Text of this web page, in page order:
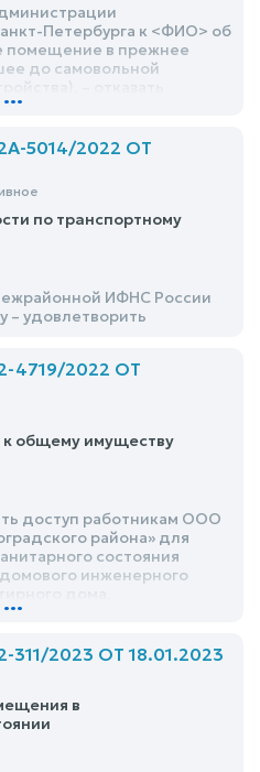
Петербурга к <ФИО> об
помещение в прежнее
до самовольной
...
5014/2022 ОТ
по транспортному
ИФНС России
– удовлетворить
4719/2022 ОТ
общему имуществу
доступ работникам ООО
района» для
состояния
инженерного
по адресу: <адрес>
...
2023 ОТ 18.01.2023
в